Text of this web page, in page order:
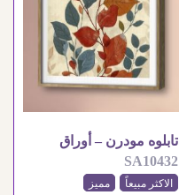
تابلوه مودرن – أوراق
شجر
SA10432
الاكثر مبيعاً مميز